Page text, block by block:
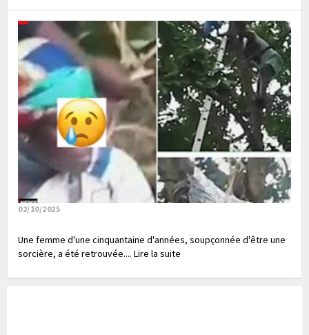
02/10/2025
Une femme d'une cinquantaine d'années, soupçonnée d'être une
sorcière, a été retrouvée.... Lire la suite